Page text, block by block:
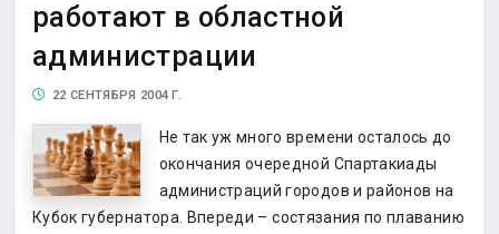
работают в областной
администрации
22 СЕНТЯБРЯ 2004 Г.
Не так уж много времени осталось до
окончания очередной Спартакиады
администраций городов и районов на
Кубок губернатора. Впереди – состязания по плаванию